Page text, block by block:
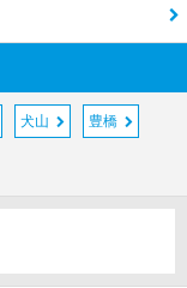
犬山 豊橋